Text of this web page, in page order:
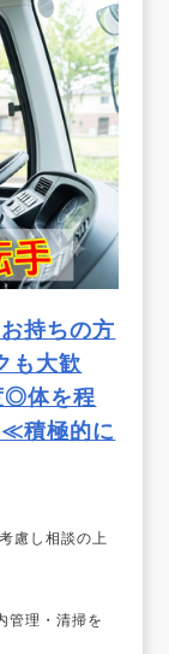
持ちの方
も大歓
◎体を程
≪積極的に
慮し相談の上
管理・清掃を